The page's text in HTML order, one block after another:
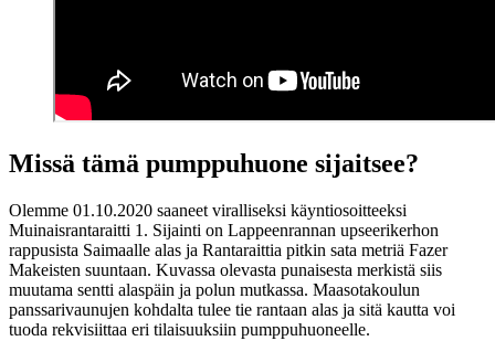
Missä tämä pumppuhuone sijaitsee?
Olemme 01.10.2020 saaneet viralliseksi käyntiosoitteeksi
Muinaisrantaraitti 1. Sijainti on Lappeenrannan upseerikerhon
rappusista Saimaalle alas ja Rantaraittia pitkin sata metriä Fazer
Makeisten suuntaan. Kuvassa olevasta punaisesta merkistä siis
muutama sentti alaspäin ja polun mutkassa. Maasotakoulun
panssarivaunujen kohdalta tulee tie rantaan alas ja sitä kautta voi
tuoda rekvisiittaa eri tilaisuuksiin pumppuhuoneelle.